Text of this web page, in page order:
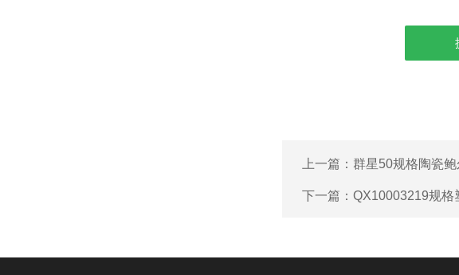
上一篇： 群星50规格陶瓷
下一篇： QX10003219规格